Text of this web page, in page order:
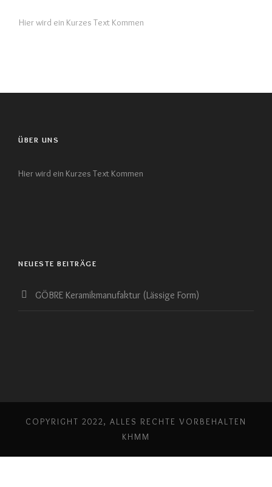
Hier wird ein Kurzes Text Kommen
ÜBER UNS
Hier wird ein Kurzes Text Kommen
NEUESTE BEITRÄGE
GÖBRE Keramikmanufaktur (Lässige Form)
COPYRIGHT 2022, ALLES RECHTE VORBEHALTEN
KHMM